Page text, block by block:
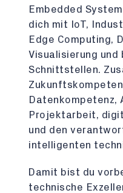
Embedded
dich mit IoT,
Edge Computing,
Visualisierung und
Schnittstellen.
Datenkompetenz,
Projektarbeit,
und den
intelligenten
Damit bist du
technische